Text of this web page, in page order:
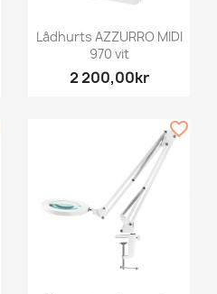
Lådhurts AZZURRO MIDI
970 vit
2 200,00kr
favorite_border